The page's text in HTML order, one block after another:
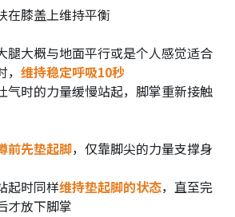
在膝盖上维持平衡
腿大概与地面平行或是个人感觉适合
维持稳定呼吸10秒
气时的力量缓慢站起，脚掌重新接触
前先垫起脚，仅靠脚尖的力量支撑身
起时同样维持垫起脚的状态，直至完
才放下脚掌